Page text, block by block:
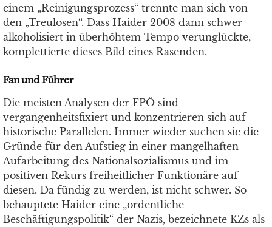
einem „Reinigungsprozess“ trennte man sich von
den „Treulosen“. Dass Haider 2008 dann schwer
alkoholisiert in überhöhtem Tempo verunglückte,
komplettierte dieses Bild eines Rasenden.
Fan und Führer
Die meisten Analysen der FPÖ sind
vergangenheitsfixiert und konzentrieren sich auf
historische Parallelen. Immer wieder suchen sie die
Gründe für den Aufstieg in einer mangelhaften
Aufarbeitung des Nationalsozialismus und im
positiven Rekurs freiheitlicher Funktionäre auf
diesen. Da fündig zu werden, ist nicht schwer. So
behauptete Haider eine „ordentliche
Beschäftigungspolitik“ der Nazis, bezeichnete KZs als